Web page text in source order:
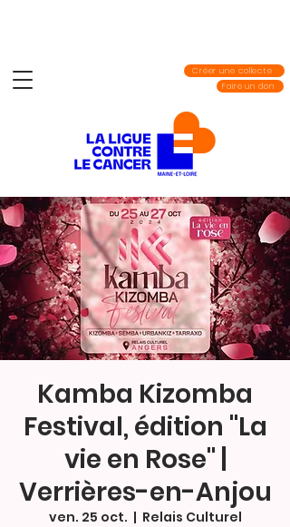
Créer une collecte
Faire un don
Kamba Kizomba
Festival, édition "La
vie en Rose" |
Verrières-en-Anjou
ven. 25 oct.
  |
Relais Culturel